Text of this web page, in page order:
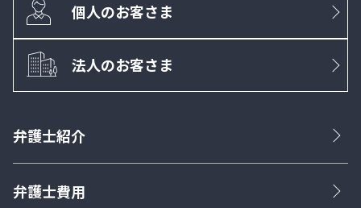
個人のお客さま
法人のお客さま
弁護士紹介
弁護士費用